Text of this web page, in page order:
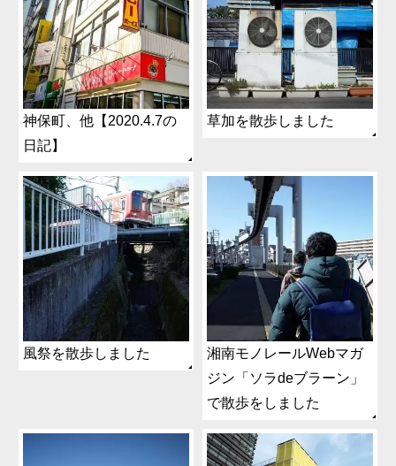
神保町、他【2020.4.7の
日記】
草加を散歩しました
風祭を散歩しました
湘南モノレールWebマガ
ジン「ソラdeブラーン」
で散歩をしました